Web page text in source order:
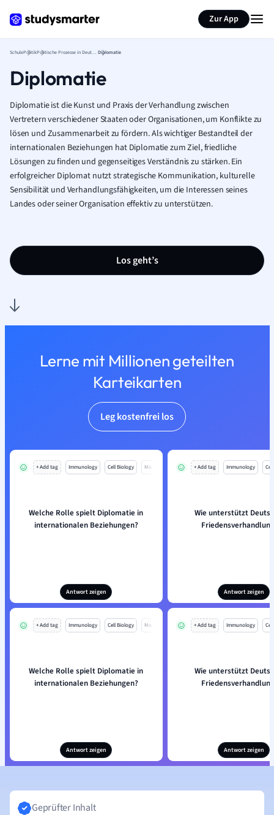
Zur App
SchulePolitik Politische Prozesse in Deutschland Diplomatie
Diplomatie
Diplomatie ist die Kunst und Praxis der Verhandlung zwischen
Vertretern verschiedener Staaten oder Organisationen, um Konflikte zu
lösen und Zusammenarbeit zu fördern. Als wichtiger Bestandteil der
internationalen Beziehungen hat Diplomatie zum Ziel, friedliche
Lösungen zu finden und gegenseitiges Verständnis zu stärken. Ein
erfolgreicher Diplomat nutzt strategische Kommunikation, kulturelle
Sensibilität und Verhandlungsfähigkeiten, um die Interessen seines
Landes oder seiner Organisation effektiv zu unterstützen.
Los geht’s
Lerne mit Millionen geteilten
Karteikarten
Leg kostenfrei los
+ Add tag Immunology Cell Biology Mo
Welche Rolle spielt Diplomatie in
internationalen Beziehungen?
Antwort zeigen
+ Add tag Immunology
Wie unterstützt
Antwort zeigen
+ Add tag Immunology Cell Biology Mo
Welche Rolle spielt Diplomatie in
internationalen Beziehungen?
Antwort zeigen
+ Add tag Immunology
Wie unterstützt
Antwort zeigen
Seite zusammenfassen
Geprüfter Inhalt